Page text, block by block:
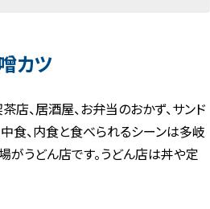
カツ
店、居酒屋、お弁当のおかず、サンド
食、内食と食べられるシーンは多岐
がうどん店です。うどん店は丼や定